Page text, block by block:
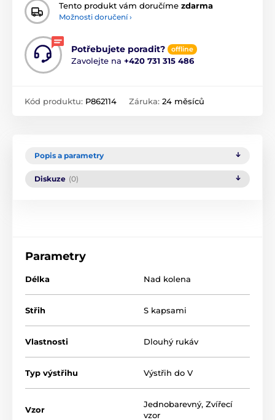
Tento produkt vám doručíme zdarma
Možnosti doručení ›
Potřebujete poradit? offline
Zavolejte na +420 731 315 486
Kód produktu: P862114 Záruka: 24 měsíců
Popis a parametry
Diskuze (0)
Parametry
Délka Nad kolena
Střih S kapsami
Vlastnosti Dlouhý rukáv
Typ výstřihu Výstřih do V
Vzor
Jednobarevný, Zvířecí
vzor